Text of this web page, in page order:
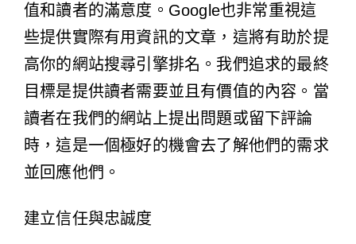
值和讀者的滿意度。Google也非常重視這
些提供實際有用資訊的文章，這將有助於提
高你的網站搜尋引擎排名。我們追求的最終
目標是提供讀者需要並且有價值的內容。當
讀者在我們的網站上提出問題或留下評論
時，這是一個極好的機會去了解他們的需求
並回應他們。
建立信任與忠誠度